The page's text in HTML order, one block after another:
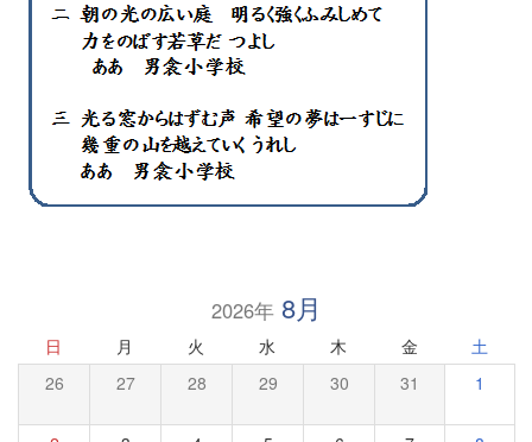
2026年8月
日 月 火 水 木 金 土
26 27 28 29 30 31 1